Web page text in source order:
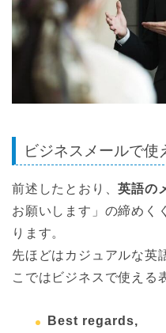
ビジネスメールで使
前述したとおり、英語の
お願いします」の締めく
ります。
先ほどはカジュアルな英
こではビジネスで使える
Best regards,